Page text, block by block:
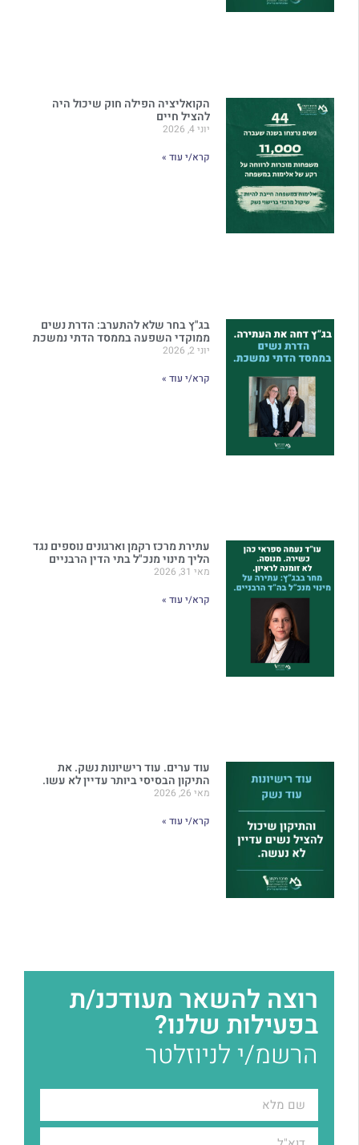
הקואליציה הפילה חוק שיכול היה
להציל חיים
יוני 4, 2026
קרא/י עוד »
בג"ץ בחר שלא להתערב: הדרת נשים
ממוקדי השפעה בממסד הדתי נמשכת
יוני 2, 2026
קרא/י עוד »
עתירת מרכז רקמן וארגונים נוספים נגד
הליך מינוי מנכ"ל בתי הדין הרבניים
מאי 31, 2026
קרא/י עוד »
עוד ערים. עוד רישיונות נשק. את
התיקון הבסיסי ביותר עדיין לא עשו.
מאי 26, 2026
קרא/י עוד »
רוצה להשאר מעודכנ/ת
בפעילות שלנו?
הרשמ/י לניוזלטר